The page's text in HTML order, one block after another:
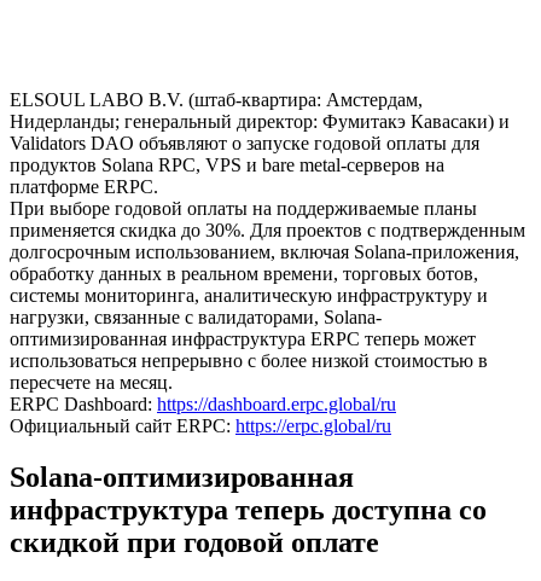
ELSOUL LABO B.V. (штаб-квартира: Амстердам,
Нидерланды; генеральный директор: Фумитакэ Кавасаки) и
Validators DAO объявляют о запуске годовой оплаты для
продуктов Solana RPC, VPS и bare metal-серверов на
платформе ERPC.
При выборе годовой оплаты на поддерживаемые планы
применяется скидка до 30%. Для проектов с подтвержденным
долгосрочным использованием, включая Solana-приложения,
обработку данных в реальном времени, торговых ботов,
системы мониторинга, аналитическую инфраструктуру и
нагрузки, связанные с валидаторами, Solana-
оптимизированная инфраструктура ERPC теперь может
использоваться непрерывно с более низкой стоимостью в
пересчете на месяц.
ERPC Dashboard: https://dashboard.erpc.global/ru
Официальный сайт ERPC: https://erpc.global/ru
Solana-оптимизированная
инфраструктура теперь доступна со
скидкой при годовой оплате